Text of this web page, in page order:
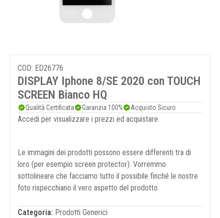
COD: ED26776
DISPLAY Iphone 8/SE 2020 con TOUCH
SCREEN Bianco HQ
Qualità Certificata Garanzia 100% Acquisto Sicuro
Accedi per visualizzare i prezzi ed acquistare
Le immagini dei prodotti possono essere differenti tra di
loro (per esempio screen protector). Vorremmo
sottolineare che facciamo tutto il possibile finché le nostre
foto rispecchiano il vero aspetto del prodotto.
Categoria: Prodotti Generici